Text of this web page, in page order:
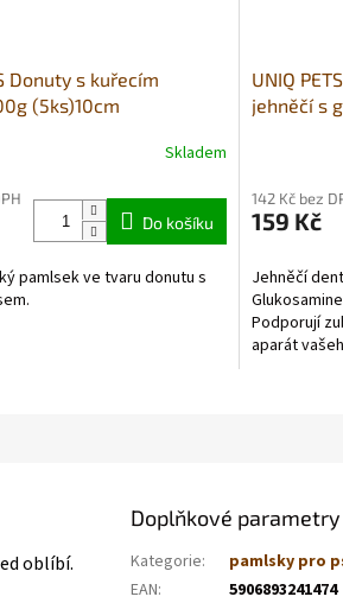
Donuty s kuřecím
(5ks)10cm
Skladem
Do košíku
pamlsek ve tvaru donutu s
UNIQ
jehněčí s
produktu
je
z
5
hvězdiček.
142 Kč bez
159 Kč
Jehněčí
Podporují
aparát
oblíbí.
Doplňkové parametry
Kategorie:
pamlsky pro
EAN:
5906893241474